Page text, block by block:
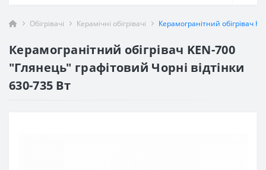
Обігрівачі Керамічні обігрівачі Керамогранітний обігрівач
Керамогранітний обігрівач KEN-700
"Глянець" графітовий Чорні відтінки
630-735 Вт